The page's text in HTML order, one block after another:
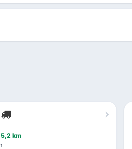
5,2 km